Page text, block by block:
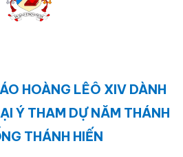
HOÀNG LÊÔ XIV DÀNH
Ý THAM DỰ NĂM THÁNH
THÁNH HIẾN